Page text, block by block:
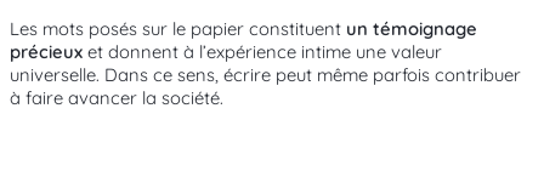
Les mots posés sur le papier constituent un témoignage
précieux et donnent à l’expérience intime une valeur
universelle. Dans ce sens, écrire peut même parfois contribuer
à faire avancer la société.